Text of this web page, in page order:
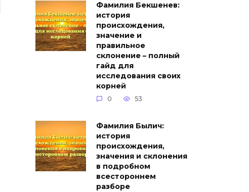
Фамилия Бекшенев:
история
происхождения,
значение и
правильное
склонение – полный
гайд для
исследования своих
корней
0 53
Фамилия Былич:
история
происхождения,
значения и склонения
в подробном
всестороннем
разборе